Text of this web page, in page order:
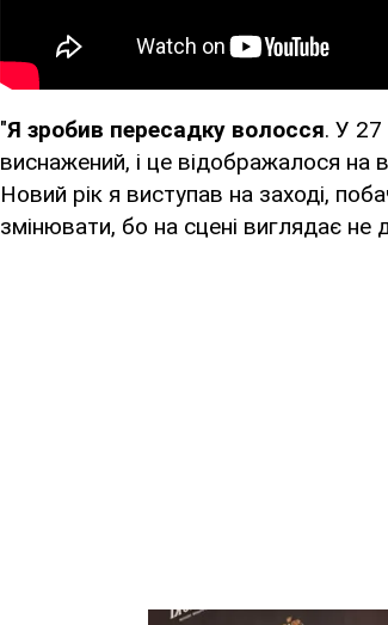
"Я зробив пересадку волосся. У 27
виснажений, і це відображалося на
Новий рік я виступав на заході,
змінювати, бо на сцені виглядає не